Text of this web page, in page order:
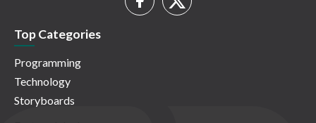
Top Categories
Programming
Technology
Storyboards